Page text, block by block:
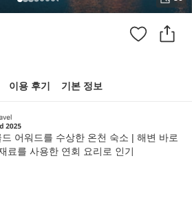
이용 후기 기본 정보
어워드를 수상한 온천 숙소 | 해변 바로
료를 사용한 연회 요리로 인기